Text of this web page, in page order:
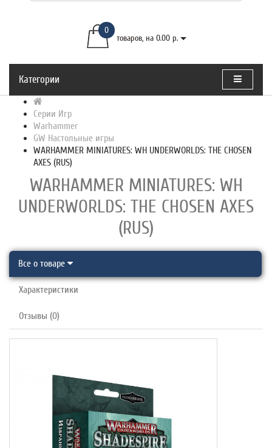
0
товаров, на 0.00 р.
Категории
Серии Игр
Warhammer
GW Настольные игры
WARHAMMER MINIATURES: WH UNDERWORLDS: THE CHOSEN
AXES (RUS)
WARHAMMER MINIATURES: WH
UNDERWORLDS: THE CHOSEN AXES
(RUS)
Все о товаре
Характеристики
Отзывы (0)